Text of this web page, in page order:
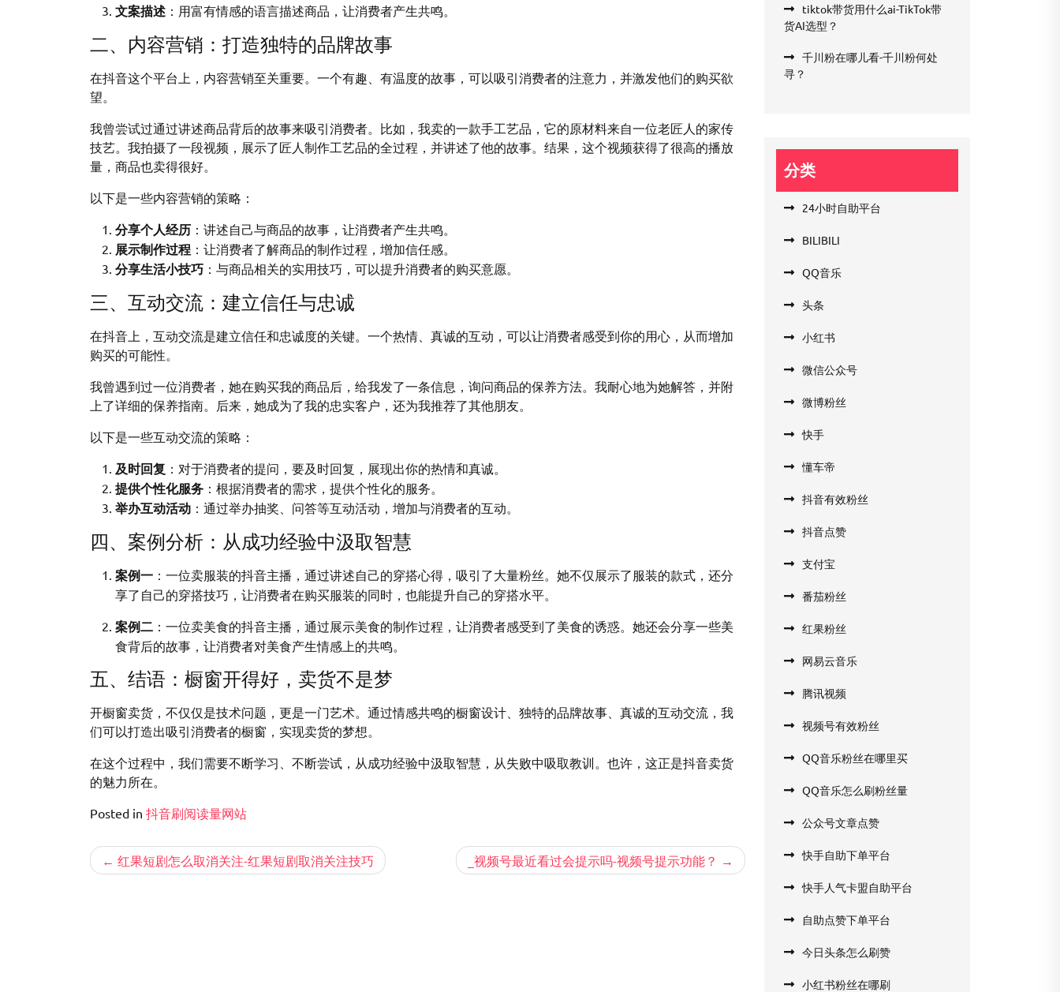
文案描述 ：用富有情感的语言描述商品，让消费者产生共鸣。
二、内容营销：打造独特的品牌故事
在抖音这个平台上，内容营销至关重要。一个有趣、有温度的故事，可以吸引消费者的注意力，并激发他们的购买欲
望。
我曾尝试过通过讲述商品背后的故事来吸引消费者。比如，我卖的一款手工艺品，它的原材料来自一位老匠人的家传
技艺。我拍摄了一段视频，展示了匠人制作工艺品的全过程，并讲述了他的故事。结果，这个视频获得了很高的播放
量，商品也卖得很好。
以下是一些内容营销的策略：
分享个人经历 ：讲述自己与商品的故事，让消费者产生共鸣。
展示制作过程 ：让消费者了解商品的制作过程，增加信任感。
分享生活小技巧 ：与商品相关的实用技巧，可以提升消费者的购买意愿。
三、互动交流：建立信任与忠诚
在抖音上，互动交流是建立信任和忠诚度的关键。一个热情、真诚的互动，可以让消费者感受到你的用心，从而增加
购买的可能性。
我曾遇到过一位消费者，她在购买我的商品后，给我发了一条信息，询问商品的保养方法。我耐心地为她解答，并附
上了详细的保养指南。后来，她成为了我的忠实客户，还为我推荐了其他朋友。
以下是一些互动交流的策略：
及时回复 ：对于消费者的提问，要及时回复，展现出你的热情和真诚。
提供个性化服务 ：根据消费者的需求，提供个性化的服务。
举办互动活动 ：通过举办抽奖、问答等互动活动，增加与消费者的互动。
四、案例分析：从成功经验中汲取智慧
案例一 ：一位卖服装的抖音主播，通过讲述自己的穿搭心得，吸引了大量粉丝。她不仅展示了服装的款式，还分
享了自己的穿搭技巧，让消费者在购买服装的同时，也能提升自己的穿搭水平。
案例二 ：一位卖美食的抖音主播，通过展示美食的制作过程，让消费者感受到了美食的诱惑。她还会分享一些美
食背后的故事，让消费者对美食产生情感上的共鸣。
五、结语：橱窗开得好，卖货不是梦
开橱窗卖货，不仅仅是技术问题，更是一门艺术。通过情感共鸣的橱窗设计、独特的品牌故事、真诚的互动交流，我
们可以打造出吸引消费者的橱窗，实现卖货的梦想。
在这个过程中，我们需要不断学习、不断尝试，从成功经验中汲取智慧，从失败中吸取教训。也许，这正是抖音卖货
的魅力所在。
Posted in 抖音刷阅读量网站
文 红果短剧怎么取消关注-红果短剧取消关注技巧 _视频号最近看过会提示吗-视频号提示功能？
tiktok带货用什么ai-TikTok带
货AI选型？
千川粉在哪儿看-千川粉何处
寻？
分类
24小时自助平台
BILIBILI
QQ音乐
头条
小红书
微信公众号
微博粉丝
快手
懂车帝
抖音有效粉丝
抖音点赞
支付宝
番茄粉丝
红果粉丝
网易云音乐
腾讯视频
视频号有效粉丝
QQ音乐粉丝在哪里买
QQ音乐怎么刷粉丝量
公众号文章点赞
快手自助下单平台
快手人气卡盟自助平台
自助点赞下单平台
今日头条怎么刷赞
小红书粉丝在哪刷